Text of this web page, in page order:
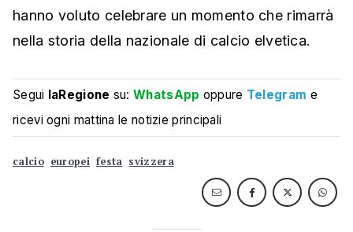
hanno voluto celebrare un momento che rimarrà
nella storia della nazionale di calcio elvetica.
Segui laRegione su:WhatsApp oppure Telegram e
ricevi ogni mattina le notizie principali
calcio europei festa svizzera